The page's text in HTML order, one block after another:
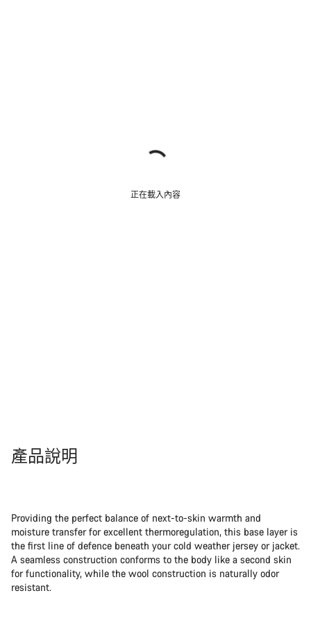
正在載入內容
產品說明
Providing the perfect balance of next-to-skin warmth and
moisture transfer for excellent thermoregulation, this base layer is
the first line of defence beneath your cold weather jersey or jacket.
A seamless construction conforms to the body like a second skin
for functionality, while the wool construction is naturally odor
resistant.